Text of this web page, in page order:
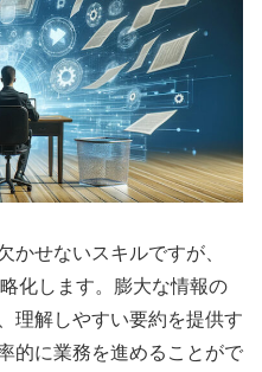
かせないスキルですが、
化します。膨大な情報の
理解しやすい要約を提供す
的に業務を進めることがで